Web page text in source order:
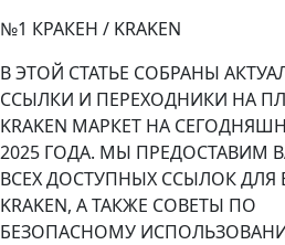
№1 КРАКЕН / KRAKEN
В ЭТОЙ СТАТЬЕ СОБРАНЫ
ССЫЛКИ И ПЕРЕХОДНИКИ НА
KRAKEN МАРКЕТ НА
2025 ГОДА. МЫ ПРЕДОСТАВИМ
ВСЕХ ДОСТУПНЫХ ССЫЛОК ДЛЯ
KRAKEN, А ТАКЖЕ СОВЕТЫ ПО
БЕЗОПАСНОМУ